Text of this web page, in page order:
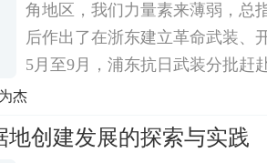
角地区，我们力量素来薄弱，总
后作出了在浙东建立革命武装、
5月至9月，浦东抗日武装分批赶
同揭开了创建浙东抗日根据地的
杰
地创建发展的探索与实践